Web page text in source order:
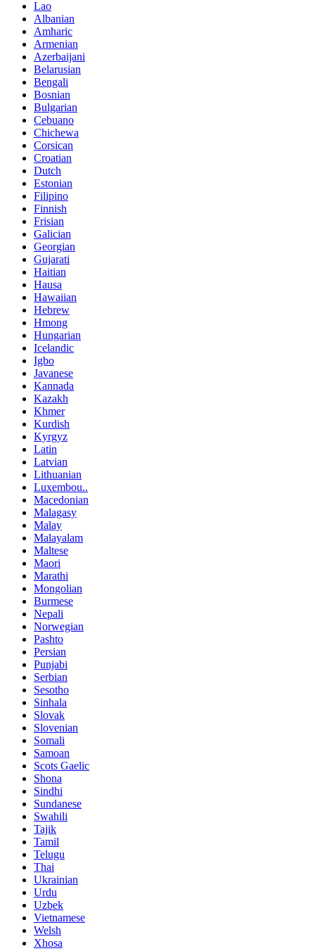
Lao
Albanian
Amharic
Armenian
Azerbaijani
Belarusian
Bengali
Bosnian
Bulgarian
Cebuano
Chichewa
Corsican
Croatian
Dutch
Estonian
Filipino
Finnish
Frisian
Galician
Georgian
Gujarati
Haitian
Hausa
Hawaiian
Hebrew
Hmong
Hungarian
Icelandic
Igbo
Javanese
Kannada
Kazakh
Khmer
Kurdish
Kyrgyz
Latin
Latvian
Lithuanian
Luxembou..
Macedonian
Malagasy
Malay
Malayalam
Maltese
Maori
Marathi
Mongolian
Burmese
Nepali
Norwegian
Pashto
Persian
Punjabi
Serbian
Sesotho
Sinhala
Slovak
Slovenian
Somali
Samoan
Scots Gaelic
Shona
Sindhi
Sundanese
Swahili
Tajik
Tamil
Telugu
Thai
Ukrainian
Urdu
Uzbek
Vietnamese
Welsh
Xhosa